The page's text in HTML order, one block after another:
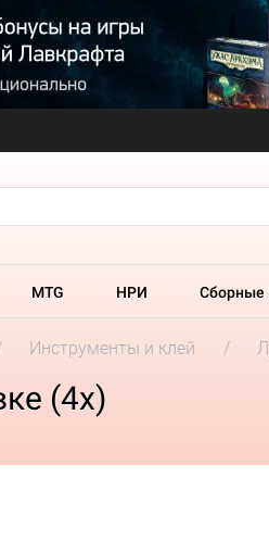
MTG НРИ Сборные
Инструменты и клей
(4х)